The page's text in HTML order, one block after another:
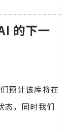
的下一
预计该库将在
态，同时我们